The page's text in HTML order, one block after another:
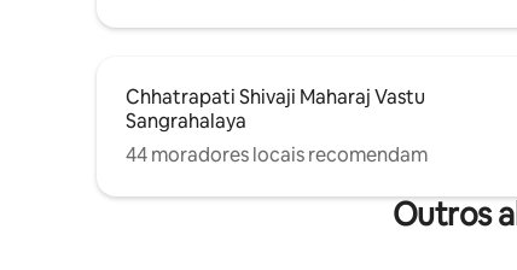
Chhatrapati Shivaji Maharaj Vastu
Sangrahalaya
44 moradores locais recomendam
Outros